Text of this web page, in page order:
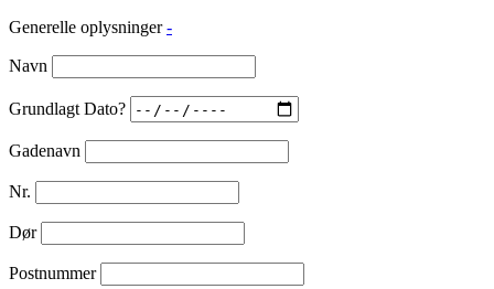
Generelle oplysninger -
Navn
Grundlagt Dato?
Gadenavn
Nr.
Dør
Postnummer